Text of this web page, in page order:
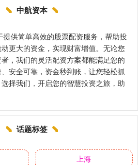
中航资本
提供简单高效的股票配资服务，帮助投
更大的资金，实现财富增值。无论您
，我们的灵活配资方案都能满足您的
安全可靠，资金秒到账，让您轻松抓
择我们，开启您的智慧投资之旅，助
话题标签
上海